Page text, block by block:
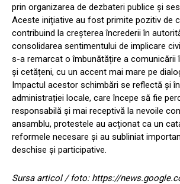
prin organizarea de dezbateri publice și
Aceste inițiative au fost primite pozitiv de
contribuind la creșterea încrederii în
consolidarea sentimentului de implicare
s-a remarcat o îmbunătățire a comunicării
și cetățeni, cu un accent mai mare pe
Impactul acestor schimbări se reflectă și
administrației locale, care începe să fie
responsabilă și mai receptivă la nevoile
ansamblu, protestele au acționat ca un
reformele necesare și au subliniat
deschise și participative.
Sursa articol / foto: https://